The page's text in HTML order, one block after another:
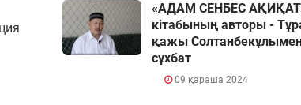
«АДАМ СЕНБЕС
кітабының авторы -
қажы
сұхбат
09 қараша 2024